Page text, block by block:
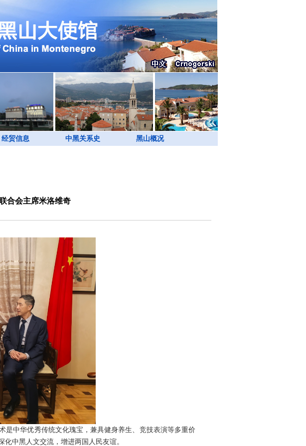
经贸信息 中黑关系史 黑山概况
合会主席米洛维奇
是中华优秀传统文化瑰宝，兼具健身养生、竞技表演等多重价
中黑人文交流，增进两国人民友谊。